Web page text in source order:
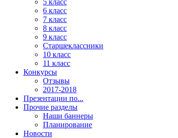
5 класс
6 класс
7 класс
8 класс
9 класс
Старшеклассники
10 класс
11 класс
Конкурсы
Отзывы
2017-2018
Презентации по...
Прочие разделы
Наши баннеры
Планирование
Новости